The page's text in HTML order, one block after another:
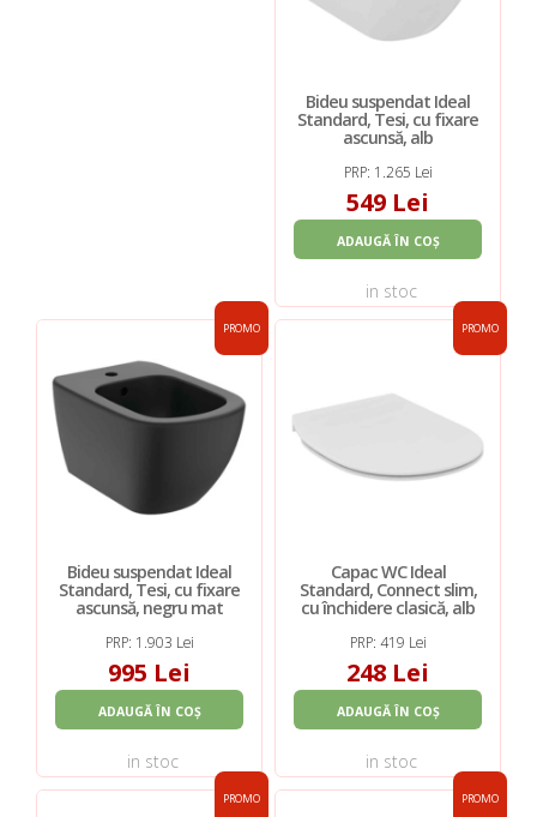
Bideu suspendat Ideal
Standard, Tesi, cu fixare
ascunsă, alb
PRP: 1.265 Lei
549 Lei
ADAUGĂ ÎN COȘ
in stoc
PROMO
Bideu suspendat Ideal
Standard, Tesi, cu fixare
ascunsă, negru mat
PRP: 1.903 Lei
995 Lei
ADAUGĂ ÎN COȘ
in stoc
PROMO
Capac WC Ideal
Standard, Connect slim,
cu închidere clasică, alb
PRP: 419 Lei
248 Lei
ADAUGĂ ÎN COȘ
in stoc
PROMO PROMO